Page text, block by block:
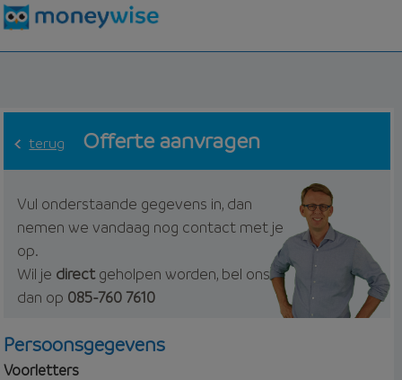
terug Offerte aanvragen
Vul onderstaande gegevens in, dan
nemen we vandaag nog contact met je
op.
Wil je directgeholpen worden, bel ons
dan op 085-760 7610
Persoonsgegevens
Voorletters